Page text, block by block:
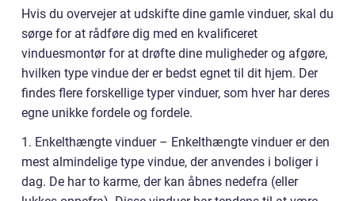
Hvis du overvejer at udskifte dine gamle vinduer, skal du
sørge for at rådføre dig med en kvalificeret
vinduesmontør for at drøfte dine muligheder og afgøre,
hvilken type vindue der er bedst egnet til dit hjem. Der
findes flere forskellige typer vinduer, som hver har deres
egne unikke fordele og fordele.
1. Enkelthængte vinduer – Enkelthængte vinduer er den
mest almindelige type vindue, der anvendes i boliger i
dag. De har to karme, der kan åbnes nedefra (eller